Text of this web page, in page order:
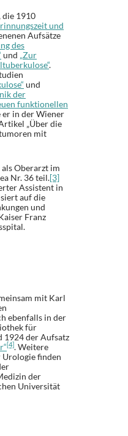
die 1910
und
Aufsätze
des
und „Zur
.
und
der
funktionellen
in der Wiener
„Über die
mit
Oberarzt im
Nr. 36 teil.[3]
Assistent in
auf die
und
Franz
mit Karl
ebenfalls in der
für
1924 der Aufsatz
[4]. Weitere
Urologie finden
der
Universität